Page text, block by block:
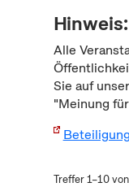
Hinweis:
Alle
Sie auf
"Meinung
Treffer 1–10